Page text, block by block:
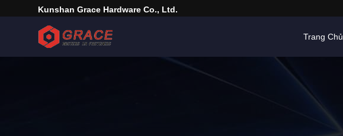
Kunshan Grace Hardware Co., Ltd.
Trang Chủ